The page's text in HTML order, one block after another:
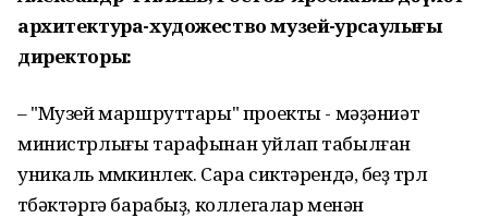
архитектура-художество музей-ҡурсаулығы
директоры:
– "Музей маршруттары" проекты - мәҙәниәт
министрлығы тарафынан уйлап табылған
уникаль мөмкинлек. Сара сиктәрендә, беҙ төрлө
төбәктәргә барабыҙ, коллегалар менән